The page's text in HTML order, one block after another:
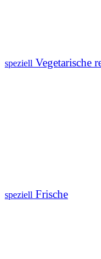
speziell Vegetarische
speziell Frische